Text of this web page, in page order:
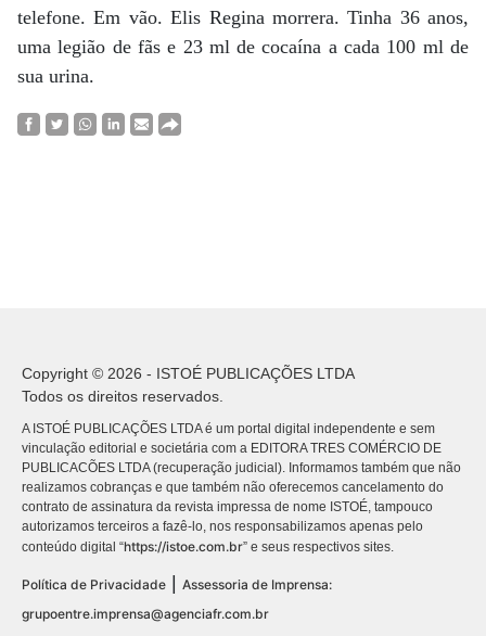
telefone. Em vão. Elis Regina morrera. Tinha 36 anos,
uma legião de fãs e 23 ml de cocaína a cada 100 ml de
sua urina.
Copyright © 2026 - ISTOÉ PUBLICAÇÕES LTDA
Todos os direitos reservados.
A ISTOÉ PUBLICAÇÕES LTDA é um portal digital independente e sem
vinculação editorial e societária com a EDITORA TRES COMÉRCIO DE
PUBLICACÕES LTDA (recuperação judicial). Informamos também que não
realizamos cobranças e que também não oferecemos cancelamento do
contrato de assinatura da revista impressa de nome ISTOÉ, tampouco
autorizamos terceiros a fazê-lo, nos responsabilizamos apenas pelo
conteúdo digital “https://istoe.com.br” e seus respectivos sites.
Política de Privacidade
Assessoria de Imprensa:
grupoentre.imprensa@agenciafr.com.br